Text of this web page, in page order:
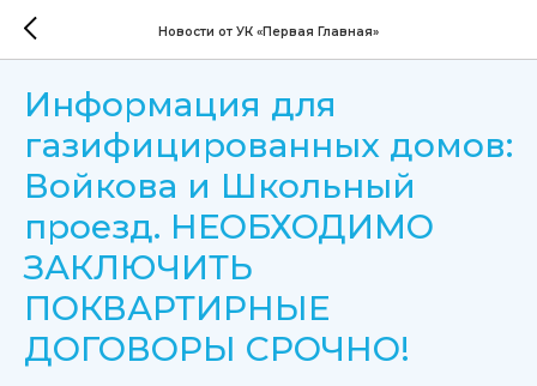
Новости от УК «Первая Главная»
Информация для
газифицированных домов:
Войкова и Школьный
проезд. НЕОБХОДИМО
ЗАКЛЮЧИТЬ
ПОКВАРТИРНЫЕ
ДОГОВОРЫ СРОЧНО!